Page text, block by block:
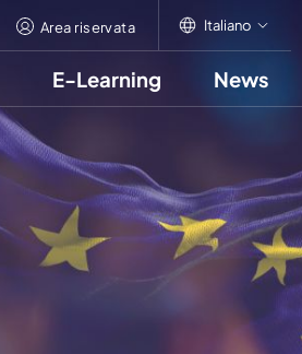
Area riservata
Italiano
Italiano
E-Learning News